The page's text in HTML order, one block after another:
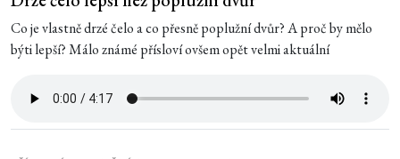
Co je vlastně drzé čelo a co přesně poplužní dvůr? A proč by mělo
býti lepší? Málo známé přísloví ovšem opět velmi aktuální